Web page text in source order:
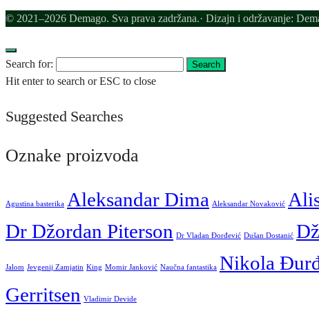
© 2021–2026 Demago. Sva prava zadržana.· Dizajn i održavanje:
Search for: Search
Hit enter to search or ESC to close
Suggested Searches
Oznake proizvoda
Agustina basterika Aleksandar Dima Aleksandar Novaković
Dr Džordan Piterson Dr Vladan Đorđević Dušan Dostanić
Jalom Jevgenij Zamjatin King Momir Janković Naučna fantastika Nikola
Gerritsen Vladimir Devide